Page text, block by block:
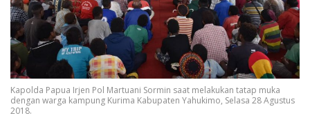
Kapolda Papua Irjen Pol Martuani Sormin saat melakukan tatap muka
dengan warga kampung Kurima Kabupaten Yahukimo, Selasa 28 Agustus
2018.